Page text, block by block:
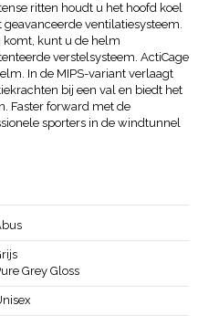
ritten houdt u het hoofd koel
ventilatiesysteem.
komt, kunt u de helm
verstelsysteem. ActiCage
In de MIPS-variant verlaagt
bij een val en biedt het
Faster forward met de
sporters in de windtunnel
Grey Gloss